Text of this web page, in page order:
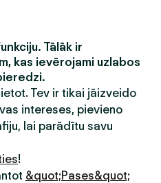
Tālāk ir
kas ievērojami uzlabos
Tev ir tikai jāizveido
intereses, pievieno
lai parādītu savu
!
&quot;Pases&quot;